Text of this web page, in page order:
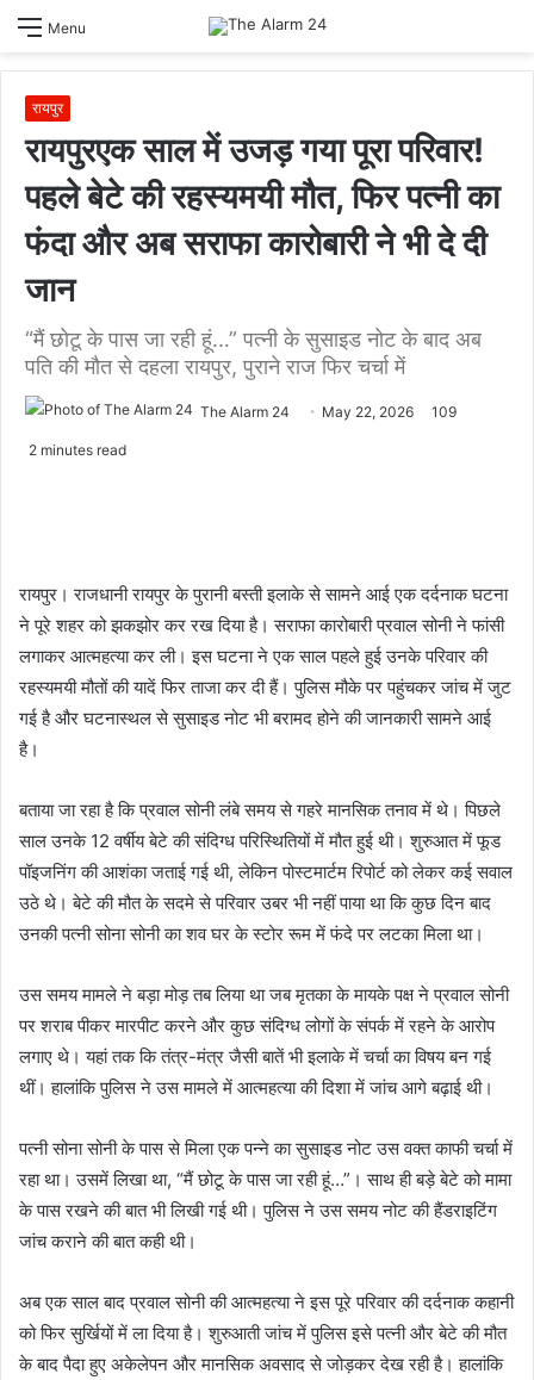
Menu
रायपुर
रायपुरएक साल में उजड़ गया पूरा परिवार!
पहले बेटे की रहस्यमयी मौत, फिर पत्नी का
फंदा और अब सराफा कारोबारी ने भी दे दी
जान
“मैं छोटू के पास जा रही हूं…” पत्नी के सुसाइड नोट के बाद अब
पति की मौत से दहला रायपुर, पुराने राज फिर चर्चा में
The Alarm 24 May 22, 2026 109
2 minutes read
रायपुर। राजधानी रायपुर के पुरानी बस्ती इलाके से सामने आई एक दर्दनाक घटना
ने पूरे शहर को झकझोर कर रख दिया है। सराफा कारोबारी प्रवाल सोनी ने फांसी
लगाकर आत्महत्या कर ली। इस घटना ने एक साल पहले हुई उनके परिवार की
रहस्यमयी मौतों की यादें फिर ताजा कर दी हैं। पुलिस मौके पर पहुंचकर जांच में जुट
गई है और घटनास्थल से सुसाइड नोट भी बरामद होने की जानकारी सामने आई
है।
बताया जा रहा है कि प्रवाल सोनी लंबे समय से गहरे मानसिक तनाव में थे। पिछले
साल उनके 12 वर्षीय बेटे की संदिग्ध परिस्थितियों में मौत हुई थी। शुरुआत में फूड
पॉइजनिंग की आशंका जताई गई थी, लेकिन पोस्टमार्टम रिपोर्ट को लेकर कई सवाल
उठे थे। बेटे की मौत के सदमे से परिवार उबर भी नहीं पाया था कि कुछ दिन बाद
उनकी पत्नी सोना सोनी का शव घर के स्टोर रूम में फंदे पर लटका मिला था।
उस समय मामले ने बड़ा मोड़ तब लिया था जब मृतका के मायके पक्ष ने प्रवाल सोनी
पर शराब पीकर मारपीट करने और कुछ संदिग्ध लोगों के संपर्क में रहने के आरोप
लगाए थे। यहां तक कि तंत्र-मंत्र जैसी बातें भी इलाके में चर्चा का विषय बन गई
थीं। हालांकि पुलिस ने उस मामले में आत्महत्या की दिशा में जांच आगे बढ़ाई थी।
पत्नी सोना सोनी के पास से मिला एक पन्ने का सुसाइड नोट उस वक्त काफी चर्चा में
रहा था। उसमें लिखा था, “मैं छोटू के पास जा रही हूं…”। साथ ही बड़े बेटे को मामा
के पास रखने की बात भी लिखी गई थी। पुलिस ने उस समय नोट की हैंडराइटिंग
जांच कराने की बात कही थी।
अब एक साल बाद प्रवाल सोनी की आत्महत्या ने इस पूरे परिवार की दर्दनाक कहानी
को फिर सुर्खियों में ला दिया है। शुरुआती जांच में पुलिस इसे पत्नी और बेटे की मौत
के बाद पैदा हुए अकेलेपन और मानसिक अवसाद से जोड़कर देख रही है। हालांकि